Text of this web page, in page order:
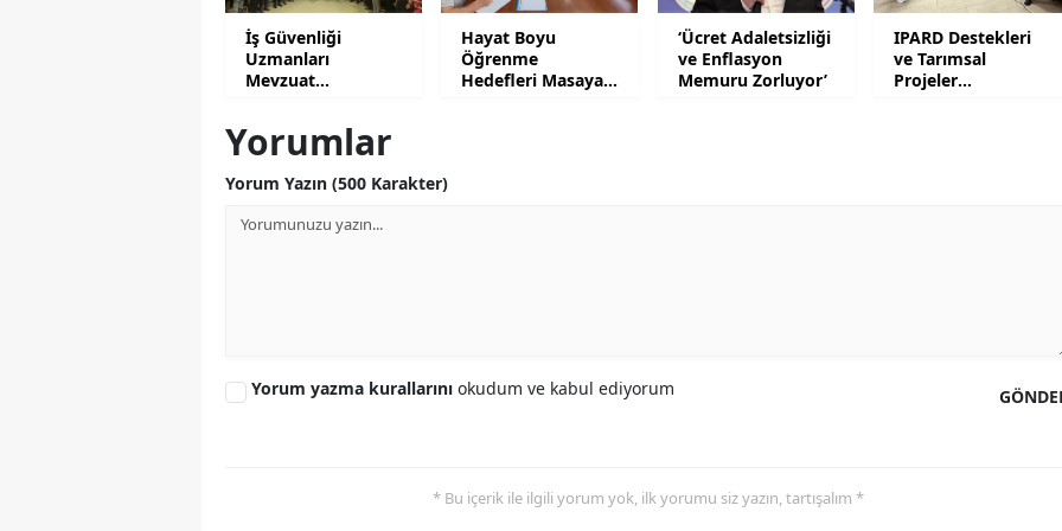
Yalova
Karabük
İş Güvenliği
Uzmanları
Mevzuat
Hayat Boyu
Öğrenme
Hedefleri Masaya
‘Ücret Adaletsizliği
ve Enflasyon
Memuru Zorluyor’
IPARD Destekleri
ve Tarımsal
Projeler
Yorumlar
Yorum Yazın (500 Karakter)
Yorum yazma kurallarını okudum ve kabul ediyorum
* Bu içerik ile ilgili yorum yok, ilk yorumu siz yazın, tartışalım *